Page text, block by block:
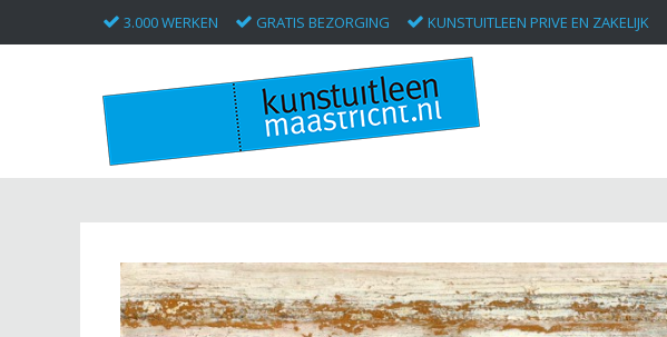
3.000 WERKEN GRATIS BEZORGING KUNSTUITLEEN PRIVE EN ZAKELIJK